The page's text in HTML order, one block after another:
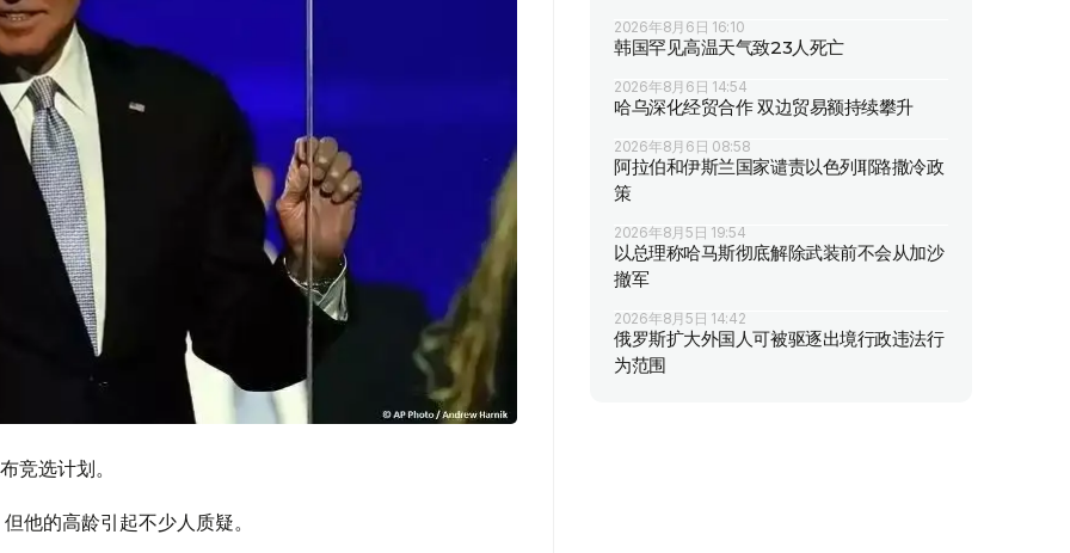
竞选计划。
他的高龄引起不少人质疑。
2026年8月6日 16:10
韩国罕见高温天气致23人死亡
2026年8月6日 14:54
哈乌深化经贸合作 双边贸易额持续攀升
2026年8月6日 08:58
阿拉伯和伊斯兰国家谴责以色列耶路撒冷政
策
2026年8月5日 19:54
以总理称哈马斯彻底解除武装前不会从加沙
撤军
2026年8月5日 14:42
俄罗斯扩大外国人可被驱逐出境行政违法行
为范围